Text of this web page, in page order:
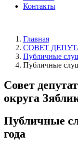
Контакты
Главная
СОВЕТ
Публичные
Публичные
Совет
округа
Публичные
года